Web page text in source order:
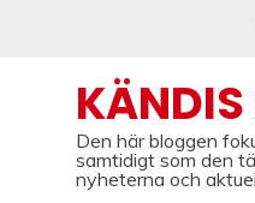
KÄNDIS
Den här bloggen
samtidigt som den
nyheterna och